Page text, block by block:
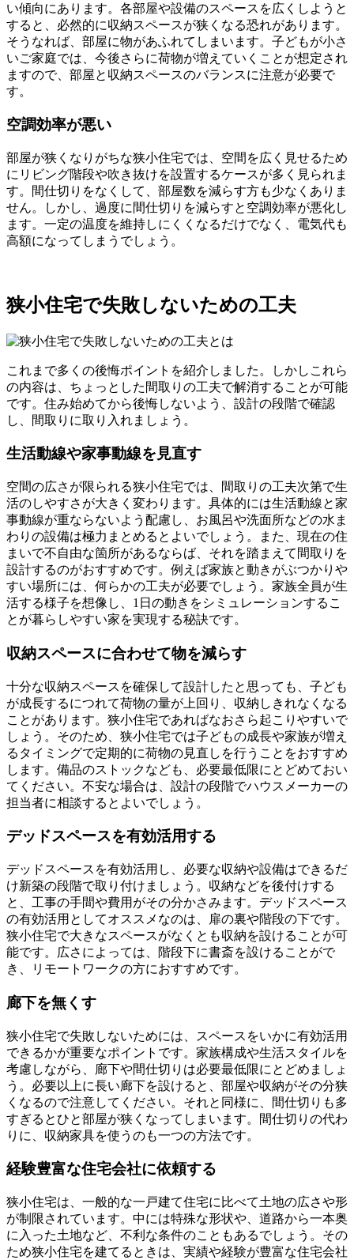
い傾向にあります。各部屋や設備のスペースを広くしようと
すると、必然的に収納スペースが狭くなる恐れがあります。
そうなれば、部屋に物があふれてしまいます。子どもが小さ
いご家庭では、今後さらに荷物が増えていくことが想定され
ますので、部屋と収納スペースのバランスに注意が必要で
す。
空調効率が悪い
部屋が狭くなりがちな狭小住宅では、空間を広く見せるため
にリビング階段や吹き抜けを設置するケースが多く見られま
す。間仕切りをなくして、部屋数を減らす方も少なくありま
せん。しかし、過度に間仕切りを減らすと空調効率が悪化し
ます。一定の温度を維持しにくくなるだけでなく、電気代も
高額になってしまうでしょう。
狭小住宅で失敗しないための工夫
これまで多くの後悔ポイントを紹介しました。しかしこれら
の内容は、ちょっとした間取りの工夫で解消することが可能
です。住み始めてから後悔しないよう、設計の段階で確認
し、間取りに取り入れましょう。
生活動線や家事動線を見直す
空間の広さが限られる狭小住宅では、間取りの工夫次第で生
活のしやすさが大きく変わります。具体的には生活動線と家
事動線が重ならないよう配慮し、お風呂や洗面所などの水ま
わりの設備は極力まとめるとよいでしょう。また、現在の住
まいで不自由な箇所があるならば、それを踏まえて間取りを
設計するのがおすすめです。例えば家族と動きがぶつかりや
すい場所には、何らかの工夫が必要でしょう。家族全員が生
活する様子を想像し、1日の動きをシミュレーションするこ
とが暮らしやすい家を実現する秘訣です。
収納スペースに合わせて物を減らす
十分な収納スペースを確保して設計したと思っても、子ども
が成長するにつれて荷物の量が上回り、収納しきれなくなる
ことがあります。狭小住宅であればなおさら起こりやすいで
しょう。そのため、狭小住宅では子どもの成長や家族が増え
るタイミングで定期的に荷物の見直しを行うことをおすすめ
します。備品のストックなども、必要最低限にとどめておい
てください。不安な場合は、設計の段階でハウスメーカーの
担当者に相談するとよいでしょう。
デッドスペースを有効活用する
デッドスペースを有効活用し、必要な収納や設備はできるだ
け新築の段階で取り付けましょう。収納などを後付けする
と、工事の手間や費用がその分かさみます。デッドスペース
の有効活用としてオススメなのは、扉の裏や階段の下です。
狭小住宅で大きなスペースがなくとも収納を設けることが可
能です。広さによっては、階段下に書斎を設けることがで
き、リモートワークの方におすすめです。
廊下を無くす
狭小住宅で失敗しないためには、スペースをいかに有効活用
できるかが重要なポイントです。家族構成や生活スタイルを
考慮しながら、廊下や間仕切りは必要最低限にとどめましょ
う。必要以上に長い廊下を設けると、部屋や収納がその分狭
くなるので注意してください。それと同様に、間仕切りも多
すぎるとひと部屋が狭くなってしまいます。間仕切りの代わ
りに、収納家具を使うのも一つの方法です。
経験豊富な住宅会社に依頼する
狭小住宅は、一般的な一戸建て住宅に比べて土地の広さや形
が制限されています。中には特殊な形状や、道路から一本奥
に入った土地など、不利な条件のこともあるでしょう。その
ため狭小住宅を建てるときは、実績や経験が豊富な住宅会社